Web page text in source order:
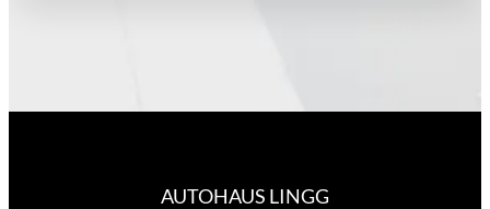
AUTOHAUS LINGG